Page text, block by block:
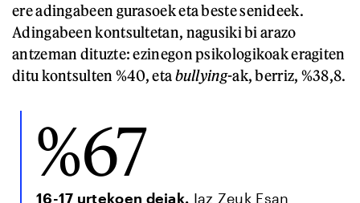
ere adingabeen gurasoek eta beste senideek.
Adingabeen kontsultetan, nagusiki bi arazo
antzeman dituzte: ezinegon psikologikoak eragiten
ditu kontsulten %40, etabullying-ak, berriz, %38,8.
%67
16-17 urtekoen deiak. Iaz Zeuk Esan